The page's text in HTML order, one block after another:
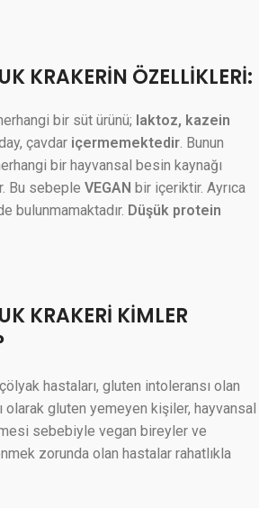
KRAKERİN ÖZELLİKLERİ:
bir süt ürünü; laktoz, kazein
çavdar içermemektedir. Bunun
bir hayvansal besin kaynağı
Bu sebeple VEGAN bir içeriktir. Ayrıca
bulunmamaktadır. Düşük protein
KRAKERİ KİMLER
hastaları, gluten intoleransı olan
olarak gluten yemeyen kişiler, hayvansal
sebebiyle vegan bireyler ve
zorunda olan hastalar rahatlıkla